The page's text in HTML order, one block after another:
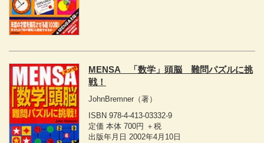
MENSA 「数学」頭脳 難問パズルに挑
戦！
JohnBremner （著）
ISBN 978-4-413-03332-9
定価 本体 700円 ＋税
出版年月日 2002年4月10日